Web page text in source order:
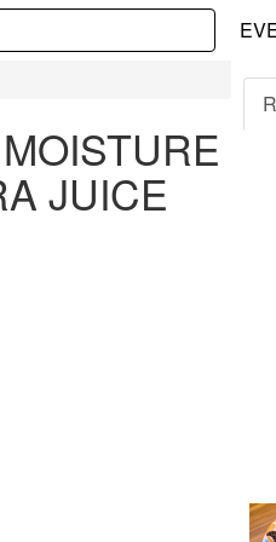
ALOE VERA JUICE
JUICE